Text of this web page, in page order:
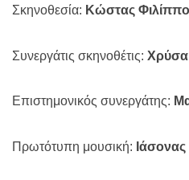
Σκηνοθεσία: Κώστας
Συνεργάτις σκηνοθέτις: Χρύσα
Επιστημονικός συνεργάτης:
Πρωτότυπη μουσική: